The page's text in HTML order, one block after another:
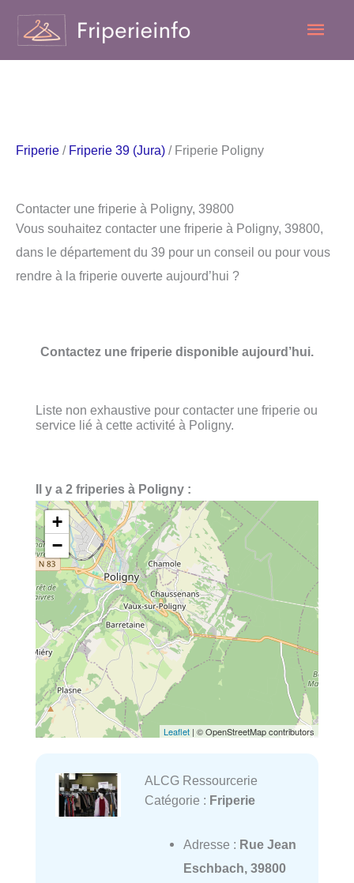
contenu
Friperie / Friperie 39 (Jura) / Friperie Poligny
Contacter une friperie à Poligny, 39800
Vous souhaitez contacter une friperie à Poligny, 39800,
dans le département du 39 pour un conseil ou pour vous
rendre à la friperie ouverte aujourd’hui ?
Contactez une friperie disponible aujourd’hui.
Liste non exhaustive pour contacter une friperie ou
service lié à cette activité à Poligny.
Il y a 2 friperies à Poligny :
+
−
Leaflet | © OpenStreetMap contributors
ALCG Ressourcerie
Catégorie : Friperie
Adresse : Rue Jean
Eschbach, 39800